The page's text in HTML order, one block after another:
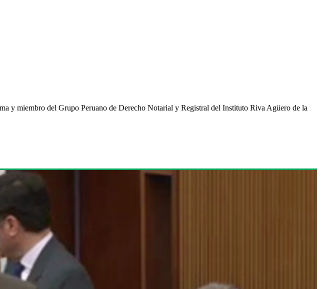
y miembro del Grupo Peruano de Derecho Notarial y Registral del Instituto Riva Agüero de la